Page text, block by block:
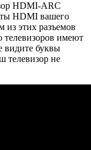
HDMI-ARC
HDMI вашего
из этих разъемов
имеют
видите буквы
телевизор не